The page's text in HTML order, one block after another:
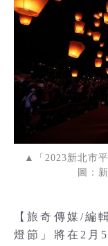
▲「2023新北市
圖：
【旅奇傳媒/編
燈節」將在2月